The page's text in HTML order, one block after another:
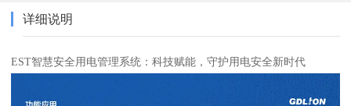
详细说明
EST智慧安全用电管理系统：科技赋能，守护用电安全新时代